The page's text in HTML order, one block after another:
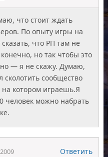
что стоит ждать
По опыту игры на
что РП там не
но так чтобы это
— я не скажу. Думаю,
сколотить сообщество
на котором играешь.Я
человек можно набрать
Ответить